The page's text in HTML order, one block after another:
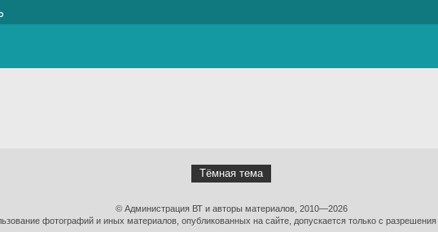
Тёмная тема
© Администрация ВТ и авторы материалов, 2010—2026
фотографий и иных материалов, опубликованных на сайте, допускается только с разрешения